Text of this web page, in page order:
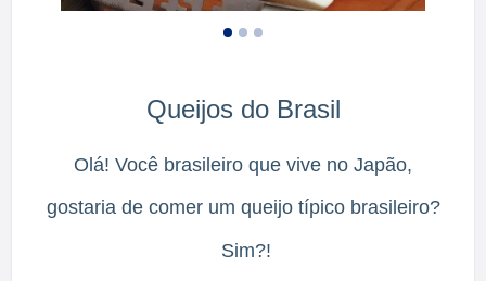
Queijos do Brasil
Olá! Você brasileiro que vive no Japão,
gostaria de comer um queijo típico brasileiro?
Sim?!